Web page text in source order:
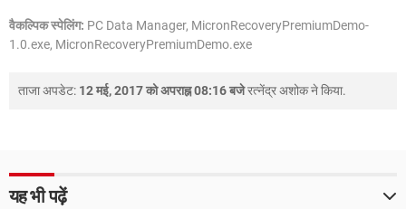
वैकल्पिक स्पेलिंग: PC Data Manager, MicronRecoveryPremiumDemo-
1.0.exe, MicronRecoveryPremiumDemo.exe
ताजा अपडेट: 12 मई, 2017 को अपराह्न 08:16 बजेरत्नेंद्र अशोकने किया.
यह भी पढ़ें